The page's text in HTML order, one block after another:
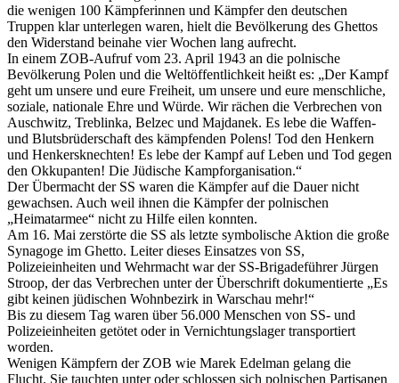
die wenigen 100 Kämpferinnen und Kämpfer den deutschen
Truppen klar unterlegen waren, hielt die Bevölkerung des Ghettos
den Widerstand beinahe vier Wochen lang aufrecht.
In einem ZOB-Aufruf vom 23. April 1943 an die polnische
Bevölkerung Polen und die Weltöffentlichkeit heißt es: „Der Kampf
geht um unsere und eure Freiheit, um unsere und eure menschliche,
soziale, nationale Ehre und Würde. Wir rächen die Verbrechen von
Auschwitz, Treblinka, Belzec und Majdanek. Es lebe die Waffen-
und Blutsbrüderschaft des kämpfenden Polens! Tod den Henkern
und Henkersknechten! Es lebe der Kampf auf Leben und Tod gegen
den Okkupanten! Die Jüdische Kampforganisation.“
Der Übermacht der SS waren die Kämpfer auf die Dauer nicht
gewachsen. Auch weil ihnen die Kämpfer der polnischen
„Heimatarmee“ nicht zu Hilfe eilen konnten.
Am 16. Mai zerstörte die SS als letzte symbolische Aktion die große
Synagoge im Ghetto. Leiter dieses Einsatzes von SS,
Polizeieinheiten und Wehrmacht war der SS-Brigadeführer Jürgen
Stroop, der das Verbrechen unter der Überschrift dokumentierte „Es
gibt keinen jüdischen Wohnbezirk in Warschau mehr!“
Bis zu diesem Tag waren über 56.000 Menschen von SS- und
Polizeieinheiten getötet oder in Vernichtungslager transportiert
worden.
Wenigen Kämpfern der ZOB wie Marek Edelman gelang die
Flucht. Sie tauchten unter oder schlossen sich polnischen Partisanen